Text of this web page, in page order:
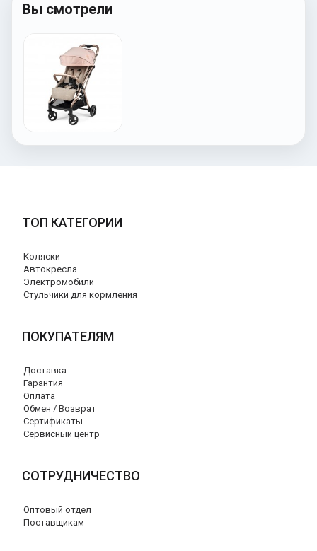
Вы смотрели
ТОП КАТЕГОРИИ
Коляски
Автокресла
Электромобили
Стульчики для кормления
ПОКУПАТЕЛЯМ
Доставка
Гарантия
Оплата
Обмен / Возврат
Сертификаты
Сервисный центр
СОТРУДНИЧЕСТВО
Оптовый отдел
Поставщикам